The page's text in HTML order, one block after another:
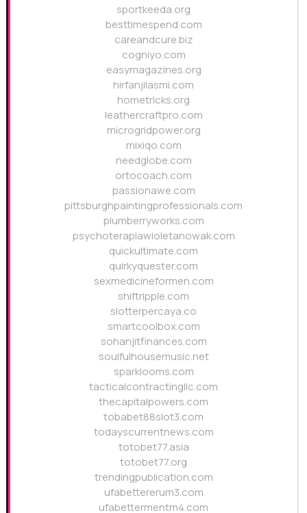
sportkeeda.org
besttimespend.com
careandcure.biz
cogniyo.com
easymagazines.org
hirfanjilasmi.com
hometricks.org
leathercraftpro.com
microgridpower.org
mixiqo.com
needglobe.com
ortocoach.com
passionawe.com
pittsburghpaintingprofessionals.com
plumberryworks.com
psychoterapiawioletanowak.com
quickultimate.com
quirkyquester.com
sexmedicineformen.com
shiftripple.com
slotterpercaya.co
smartcoolbox.com
sohanjitfinances.com
soulfulhousemusic.net
sparklooms.com
tacticalcontractingllc.com
thecapitalpowers.com
tobabet88slot3.com
todayscurrentnews.com
totobet77.asia
totobet77.org
trendingpublication.com
ufabettererum3.com
ufabettermentm4.com